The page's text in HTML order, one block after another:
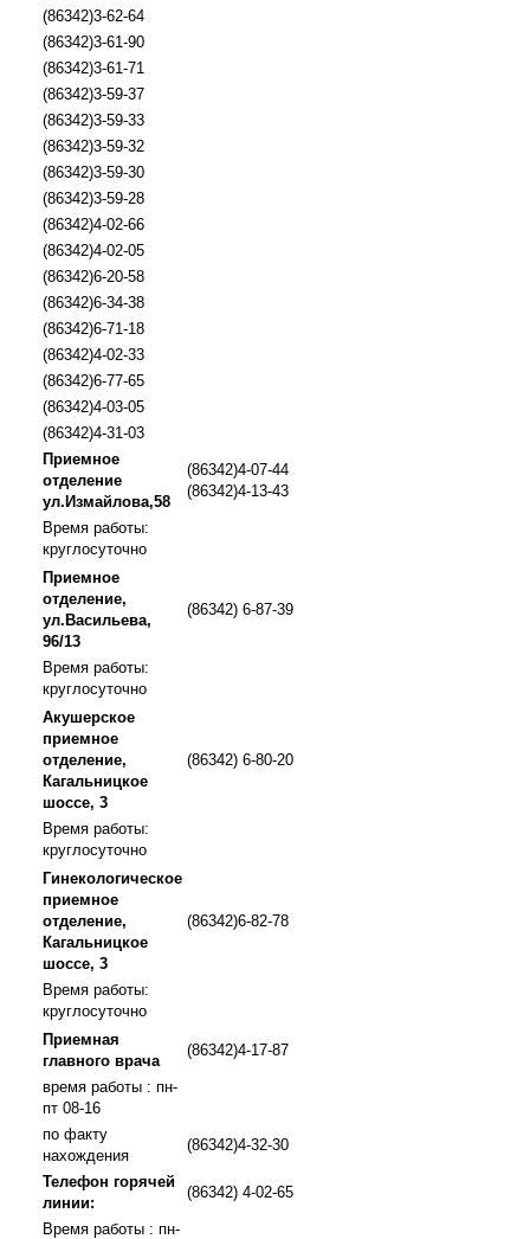
(86342)3-62-64
(86342)3-61-90
(86342)3-61-71
(86342)3-59-37
(86342)3-59-33
(86342)3-59-32
(86342)3-59-30
(86342)3-59-28
(86342)4-02-66
(86342)4-02-05
(86342)6-20-58
(86342)6-34-38
(86342)6-71-18
(86342)4-02-33
(86342)6-77-65
(86342)4-03-05
(86342)4-31-03
Приемное
отделение
ул.Измайлова,58
(86342)4-07-44
(86342)4-13-43
Время работы:
круглосуточно
Приемное
отделение,
ул.Васильева,
96/13
(86342) 6-87-39
Время работы:
круглосуточно
Акушерское
приемное
отделение,
Кагальницкое
шоссе, 3
(86342) 6-80-20
Время работы:
круглосуточно
Гинекологическое
приемное
отделение,
Кагальницкое
шоссе, 3
(86342)6-82-78
Время работы:
круглосуточно
Приемная
главного врача
(86342)4-17-87
время работы : пн-
пт 08-16
по факту
нахождения
(86342)4-32-30
Телефон горячей
линии:
(86342) 4-02-65
Время работы : пн-